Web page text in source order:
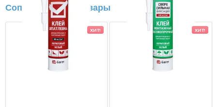
Сопутствующие товары
ХИТ! ХИТ!